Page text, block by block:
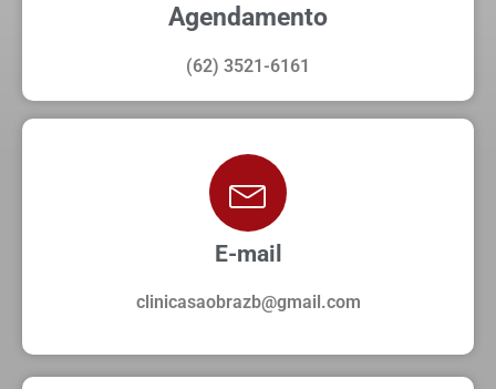
Agendamento
(62) 3521-6161
E-mail
clinicasaobrazb@gmail.com